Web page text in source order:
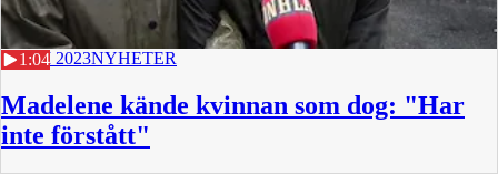
1:04
3 JULI 2023NYHETER
Madelene kände kvinnan som dog: "Har
inte förstått"